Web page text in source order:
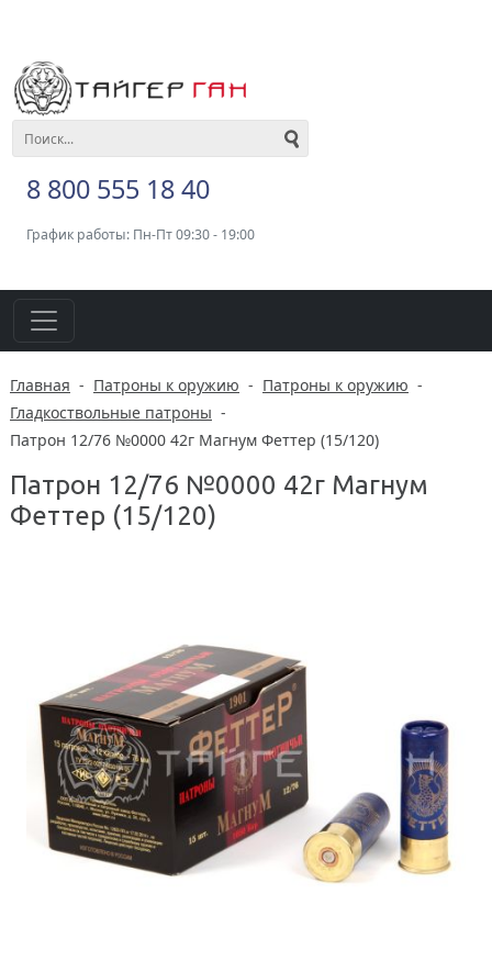
8 800 555 18 40
График работы: Пн-Пт 09:30 - 19:00
Главная - Патроны к оружию - Патроны к оружию -
Гладкоствольные патроны -
Патрон 12/76 №0000 42г Магнум Феттер (15/120)
Патрон 12/76 №0000 42г Магнум
Феттер (15/120)